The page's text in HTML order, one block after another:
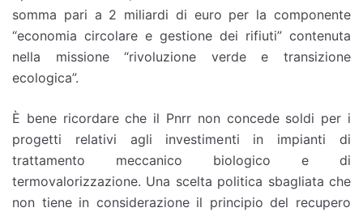
somma pari a 2 miliardi di euro per la componente
“economia circolare e gestione dei rifiuti” contenuta
nella missione “rivoluzione verde e transizione
ecologica”.
È bene ricordare che il Pnrr non concede soldi per i
progetti relativi agli investimenti in impianti di
trattamento meccanico biologico e di
termovalorizzazione. Una scelta politica sbagliata che
non tiene in considerazione il principio del recupero